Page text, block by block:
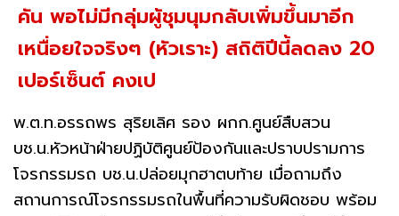
คัน พอไม่มีกลุ่มผู้ชุมนุมกลับเพิ่มขึ้นมาอีก
เหนื่อยใจจริงๆ (หัวเราะ) สถิติปีนี้ลดลง 20
เปอร์เซ็นต์ คงเป
พ.ต.ท.อรรถพร สุริยเลิศ รอง ผกก.ศูนย์สืบสวน
บช.น.หัวหน้าฝ่ายปฏิบัติศูนย์ป้องกันและปราบปรามการ
โจรกรรมรถ บช.น.ปล่อยมุกฮาตบท้าย เมื่อถามถึง
สถานการณ์โจรกรรมรถในพื้นที่ความรับผิดชอบ พร้อม